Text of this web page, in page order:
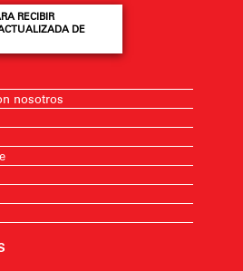
RECIBIR
DE
nosotros